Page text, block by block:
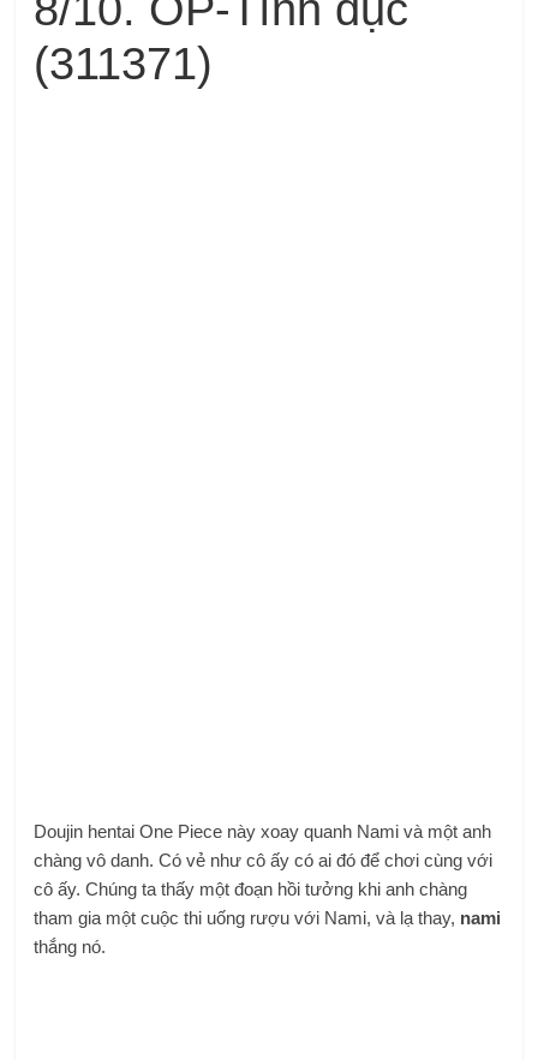
(311371)
Doujin hentai One Piece này xoay quanh Nami và một anh
chàng vô danh. Có vẻ như cô ấy có ai đó để chơi cùng với
cô ấy. Chúng ta thấy một đoạn hồi tưởng khi anh chàng
tham gia một cuộc thi uống rượu với Nami, và lạ thay, nami
thắng nó.